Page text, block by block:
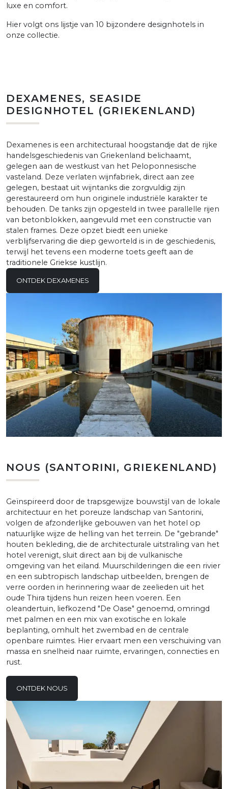
luxe en comfort.
Hier volgt ons lijstje van 10 bijzondere designhotels in
onze collectie.
DEXAMENES, SEASIDE
DESIGNHOTEL (GRIEKENLAND)
Dexamenes is een architecturaal hoogstandje dat de rijke
handelsgeschiedenis van Griekenland belichaamt,
gelegen aan de westkust van het Peloponnesische
vasteland. Deze verlaten wijnfabriek, direct aan zee
gelegen, bestaat uit wijntanks die zorgvuldig zijn
gerestaureerd om hun originele industriële karakter te
behouden. De tanks zijn opgesteld in twee parallelle rijen
van betonblokken, aangevuld met een constructie van
stalen frames. Deze opzet biedt een unieke
verblijfservaring die diep geworteld is in de geschiedenis,
terwijl het tevens een moderne toets geeft aan de
traditionele Griekse kustlijn.
ONTDEK DEXAMENES
NOUS (SANTORINI, GRIEKENLAND)
Geïnspireerd door de trapsgewijze bouwstijl van de lokale
architectuur en het poreuze landschap van Santorini,
volgen de afzonderlijke gebouwen van het hotel op
natuurlijke wijze de helling van het terrein. De "gebrande"
houten bekleding, die de architecturale uitstraling van het
hotel verenigt, sluit direct aan bij de vulkanische
omgeving van het eiland. Muurschilderingen die een rivier
en een subtropisch landschap uitbeelden, brengen de
verre oorden in herinnering waar de zeelieden uit het
oude Thira tijdens hun reizen heen voeren. Een
oleandertuin, liefkozend "De Oase" genoemd, omringd
met palmen en een mix van exotische en lokale
beplanting, omhult het zwembad en de centrale
openbare ruimtes. Hier ervaart men een verschuiving van
massa en snelheid naar ruimte, ervaringen, connecties en
rust.
ONTDEK NOUS